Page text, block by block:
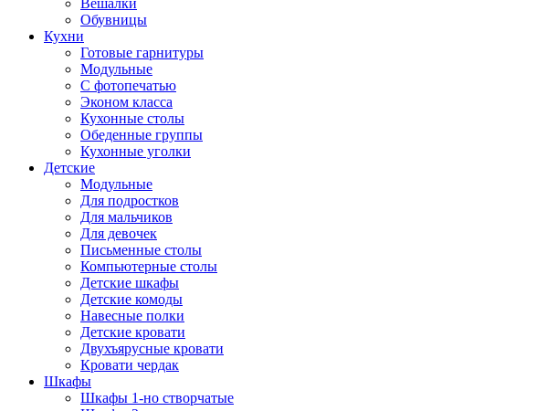
Вешалки
Обувницы
Кухни
Готовые гарнитуры
Модульные
С фотопечатью
Эконом класса
Кухонные столы
Обеденные группы
Кухонные уголки
Детские
Модульные
Для подростков
Для мальчиков
Для девочек
Письменные столы
Компьютерные столы
Детские шкафы
Детские комоды
Навесные полки
Детские кровати
Двухъярусные кровати
Кровати чердак
Шкафы
Шкафы 1-но створчатые